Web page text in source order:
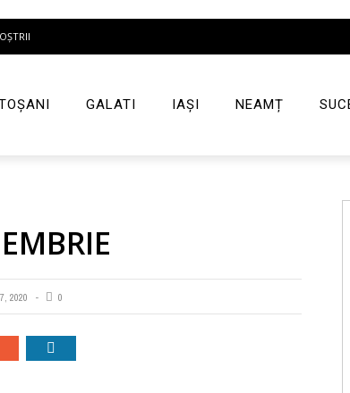
GALATI IAȘI NEAMȚ
2020 0